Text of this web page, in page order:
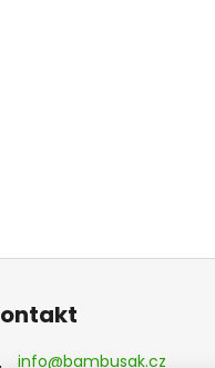
info@bambusak.cz